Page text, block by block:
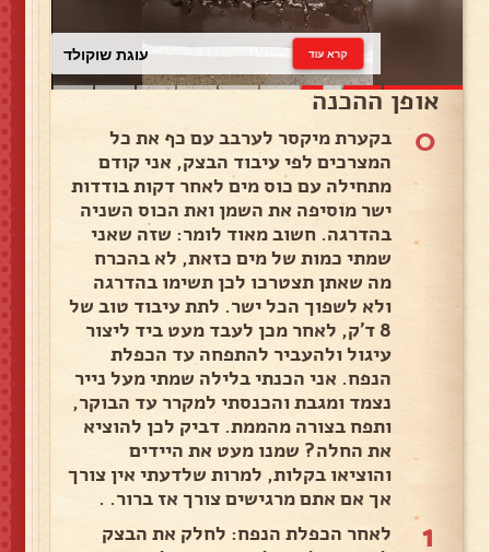
עוגת שוקולד קרא עוד
אופן ההכנה
0
בקערת מיקסר לערבב עם כף את כל
המצרכים לפי עיבוד הבצק, אני קודם
מתחילה עם כוס מים לאחר דקות בודדות
ישר מוסיפה את השמן ואת הכוס השניה
בהדרגה. חשוב מאוד לומר: שזה שאני
שמתי כמות של מים כזאת, לא בהכרח
מה שאתן תצטרכו לכן תשימו בהדרגה
ולא לשפוך הכל ישר. לתת עיבוד טוב של
8 ד'ק, לאחר מכן לעבד מעט ביד ליצור
עיגול ולהעביר להתפחה עד הכפלת
הנפח. אני הכנתי בלילה שמתי מעל נייר
נצמד ומגבת והכנסתי למקרר עד הבוקר,
ותפח בצורה מהממת. דביק לכן להוציא
את החלה? שמנו מעט את היידים
והוציאו בקלות, למרות שלדעתי אין צורך
אך אם אתם מרגישים צורך אז ברור. .
1
לאחר הכפלת הנפח: לחלק את הבצק